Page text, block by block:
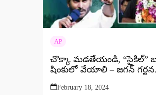
AP
చొక్కా మడతేయండి, “సైకిల్”
షింకులో వేయాలి – జగన్
February 18, 2024